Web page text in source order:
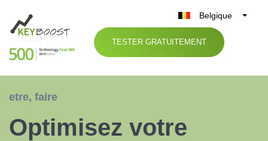
Belgique
België
Nederland
TESTER GRATUITEMENT
etre, faire
Optimisez votre